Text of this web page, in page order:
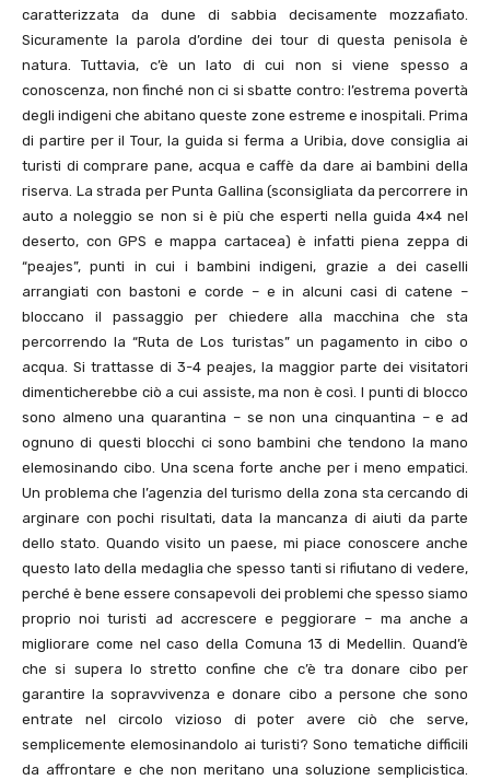
caratterizzata da dune di sabbia decisamente mozzafiato.
Sicuramente la parola d’ordine dei tour di questa penisola è
natura. Tuttavia, c’è un lato di cui non si viene spesso a
conoscenza, non finché non ci si sbatte contro: l’estrema povertà
degli indigeni che abitano queste zone estreme e inospitali. Prima
di partire per il Tour, la guida si ferma a Uribia, dove consiglia ai
turisti di comprare pane, acqua e caffè da dare ai bambini della
riserva. La strada per Punta Gallina (sconsigliata da percorrere in
auto a noleggio se non si è più che esperti nella guida 4×4 nel
deserto, con GPS e mappa cartacea) è infatti piena zeppa di
“peajes”, punti in cui i bambini indigeni, grazie a dei caselli
arrangiati con bastoni e corde – e in alcuni casi di catene –
bloccano il passaggio per chiedere alla macchina che sta
percorrendo la “Ruta de Los turistas” un pagamento in cibo o
acqua. Si trattasse di 3-4 peajes, la maggior parte dei visitatori
dimenticherebbe ciò a cui assiste, ma non è così. I punti di blocco
sono almeno una quarantina – se non una cinquantina – e ad
ognuno di questi blocchi ci sono bambini che tendono la mano
elemosinando cibo. Una scena forte anche per i meno empatici.
Un problema che l’agenzia del turismo della zona sta cercando di
arginare con pochi risultati, data la mancanza di aiuti da parte
dello stato. Quando visito un paese, mi piace conoscere anche
questo lato della medaglia che spesso tanti si rifiutano di vedere,
perché è bene essere consapevoli dei problemi che spesso siamo
proprio noi turisti ad accrescere e peggiorare – ma anche a
migliorare come nel caso della Comuna 13 di Medellin. Quand’è
che si supera lo stretto confine che c’è tra donare cibo per
garantire la sopravvivenza e donare cibo a persone che sono
entrate nel circolo vizioso di poter avere ciò che serve,
semplicemente elemosinandolo ai turisti? Sono tematiche difficili
da affrontare e che non meritano una soluzione semplicistica.